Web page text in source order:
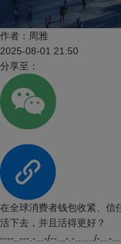
作者： 周雅
2025-08-01 21:50
分享至：
在全球消费者钱包收紧、信
活下去，并且活得更好？
----..---.-...-/--...-.-......./-...-